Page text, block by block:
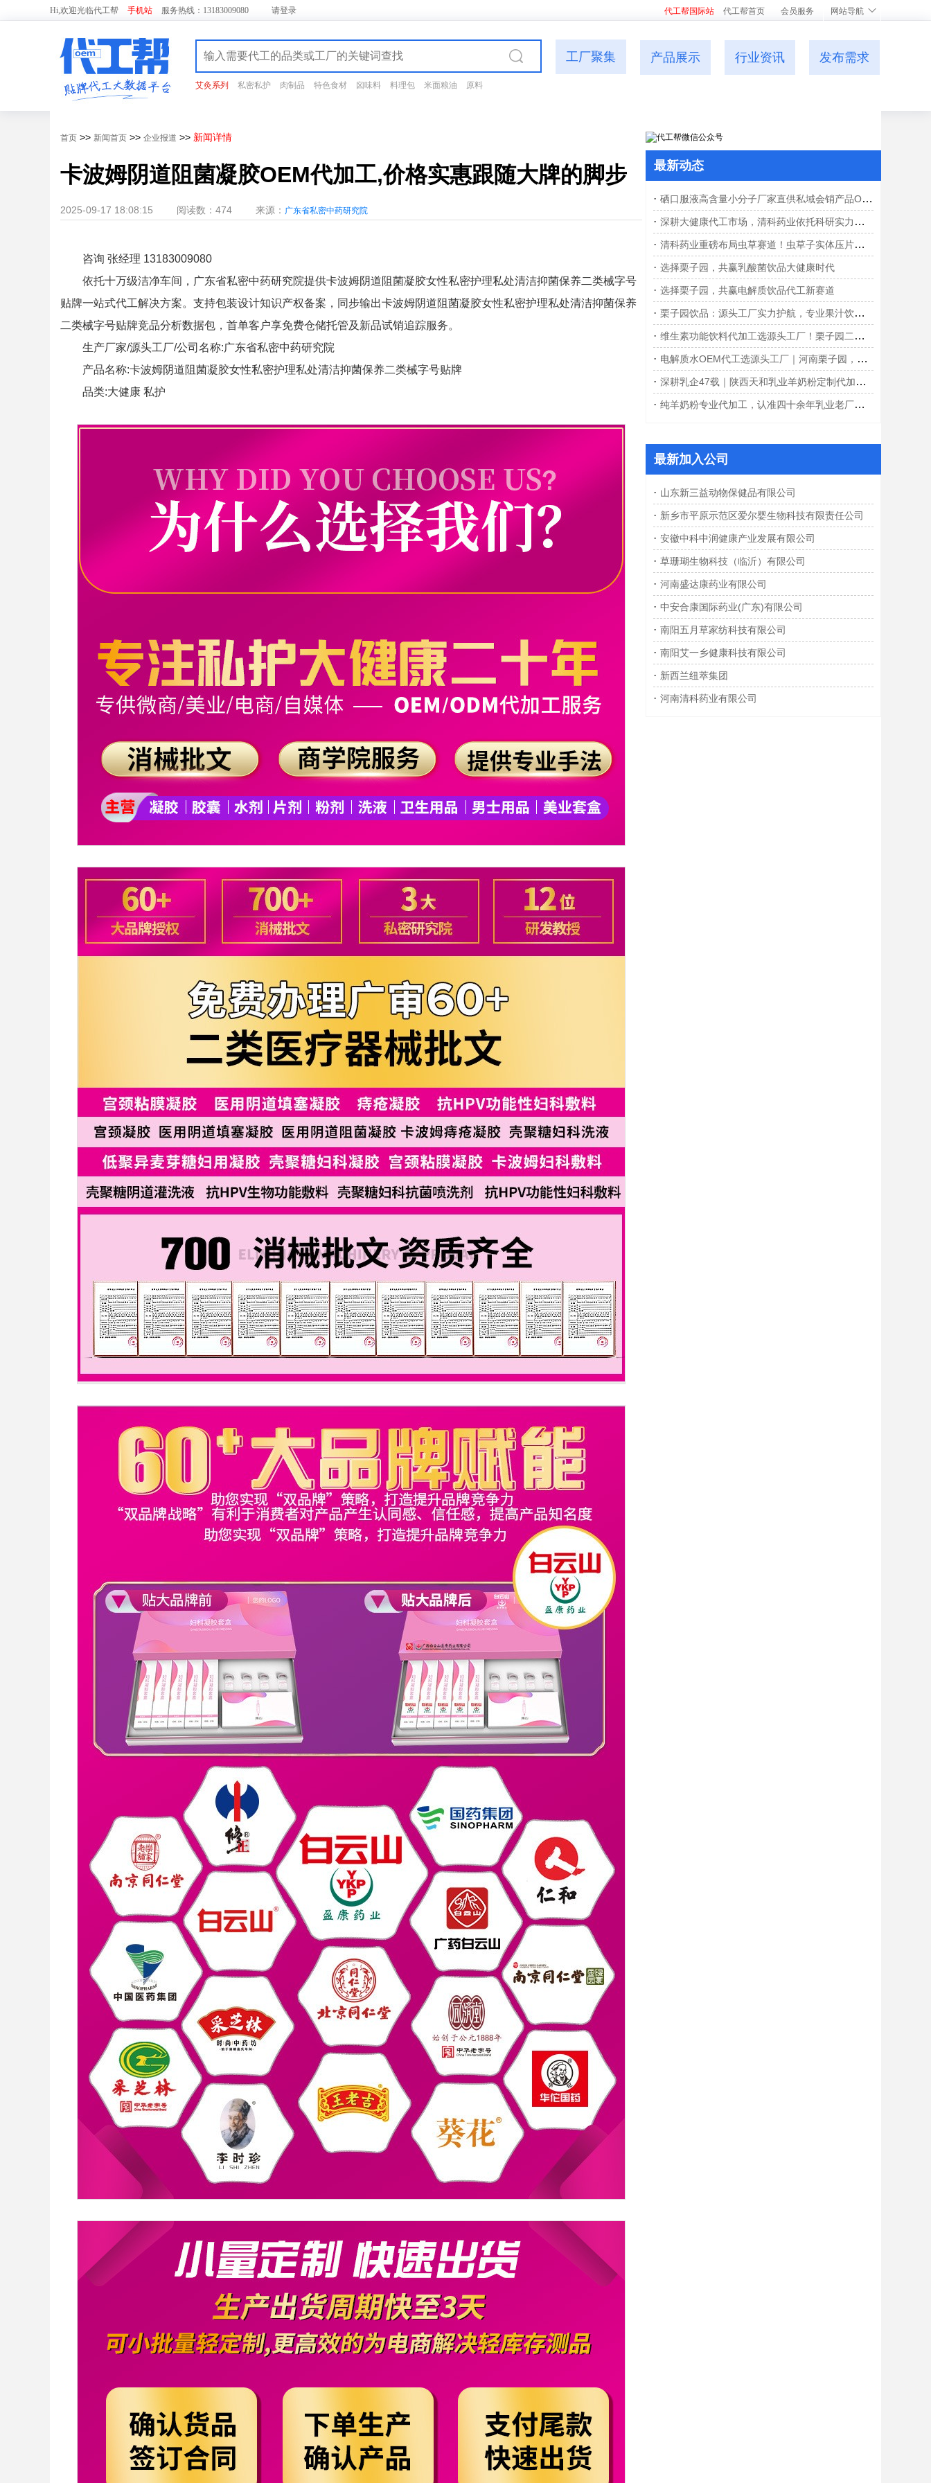
Hi,欢迎光临代工帮 手机站 服务热线：13183009080 请登录 代工帮国际站 代工帮首页 会员服务 网站导航
艾灸系列 私密私护 肉制品 特色食材 囟味料 料理包 米面粮油 原料
工厂聚集 产品展示 行业资讯 发布需求
首页 >> 新闻首页 >> 企业报道 >> 新闻详情
卡波姆阴道阻菌凝胶OEM代加工,价格实惠跟随大牌的脚步
2025-09-17 18:08:15 阅读数：474 来源： 广东省私密中药研究院
咨询 张经理 13183009080
依托十万级洁净车间，广东省私密中药研究院提供卡波姆阴道阻菌凝胶女性私密护理私处清洁抑菌保养二类械字号
贴牌一站式代工解决方案。支持包装设计知识产权备案，同步输出卡波姆阴道阻菌凝胶女性私密护理私处清洁抑菌保养
二类械字号贴牌竞品分析数据包，首单客户享免费仓储托管及新品试销追踪服务。
生产厂家/源头工厂/公司名称:广东省私密中药研究院
产品名称:卡波姆阴道阻菌凝胶女性私密护理私处清洁抑菌保养二类械字号贴牌
品类:大健康 私护
最新动态
· 硒口服液高含量小分子厂家直供私域会销产品OEM贴牌现货
· 深耕大健康代工市场，清科药业依托科研实力打造郁李仁火麻仁固体饮料定制方案
· 清科药业重磅布局虫草赛道！虫草子实体压片糖果OEM代工，开启大健康智造新篇章
· 选择栗子园，共赢乳酸菌饮品大健康时代
· 选择栗子园，共赢电解质饮品代工新赛道
· 栗子园饮品：源头工厂实力护航，专业果汁饮料OEM/ODM代加工一站式服务
· 维生素功能饮料代加工选源头工厂！栗子园二十载大厂实力，赋能爆款功能饮品
· 电解质水OEM代工选源头工厂｜河南栗子园，打造属于你的爆款补水饮品
· 深耕乳企47载｜陕西天和乳业羊奶粉定制代加工，靠谱赋能品牌深耕市场
· 纯羊奶粉专业代加工，认准四十余年乳业老厂！靠谱赋能品牌发展
最新加入公司
· 山东新三益动物保健品有限公司
· 新乡市平原示范区爱尔婴生物科技有限责任公司
· 安徽中科中润健康产业发展有限公司
· 草珊瑚生物科技（临沂）有限公司
· 河南盛达康药业有限公司
· 中安合康国际药业(广东)有限公司
· 南阳五月草家纺科技有限公司
· 南阳艾一乡健康科技有限公司
· 新西兰纽萃集团
· 河南清科药业有限公司